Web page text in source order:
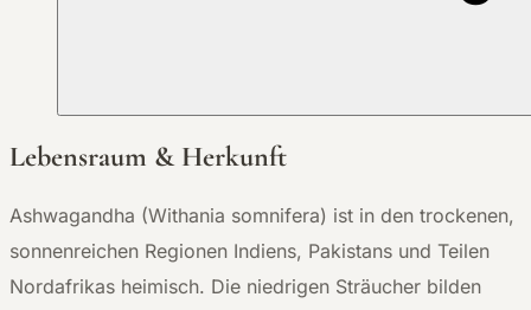
Lebensraum & Herkunft
Ashwagandha (Withania somnifera) ist in den trockenen,
sonnenreichen Regionen Indiens, Pakistans und Teilen
Nordafrikas heimisch. Die niedrigen Sträucher bilden